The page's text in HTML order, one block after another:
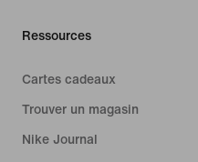
Ressources
Cartes cadeaux
Trouver un magasin
Nike Journal